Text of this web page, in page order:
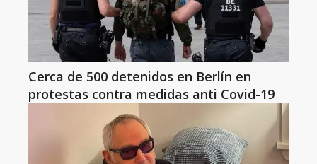
Cerca de 500 detenidos en Berlín en
protestas contra medidas anti Covid-19